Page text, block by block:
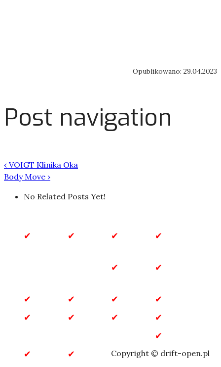
Opublikowano: 29.04.2023
Post navigation
‹ VOIGT Klinika Oka
Body Move ›
No Related Posts Yet!
Budownictwo
Gastronomia
Marketing
Przemysł
Rozrywka
internetowe
ZdrowieCopyright © drift-open.pl